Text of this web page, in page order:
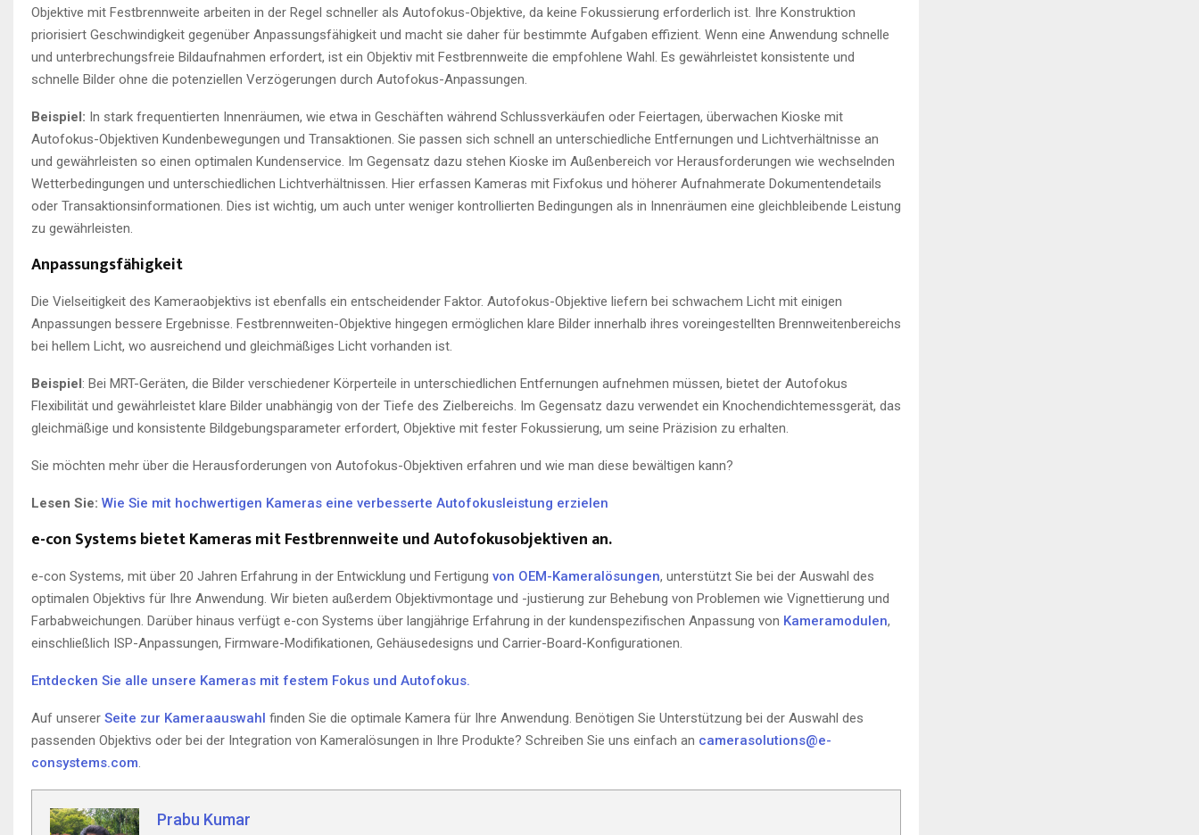
Objektive mit Festbrennweite arbeiten in der Regel schneller als Autofokus-Objektive, da keine Fokussierung erforderlich ist. Ihre Konstruktion
priorisiert Geschwindigkeit gegenüber Anpassungsfähigkeit und macht sie daher für bestimmte Aufgaben effizient. Wenn eine Anwendung schnelle
und unterbrechungsfreie Bildaufnahmen erfordert, ist ein Objektiv mit Festbrennweite die empfohlene Wahl. Es gewährleistet konsistente und
schnelle Bilder ohne die potenziellen Verzögerungen durch Autofokus-Anpassungen.
Beispiel: In stark frequentierten Innenräumen, wie etwa in Geschäften während Schlussverkäufen oder Feiertagen, überwachen Kioske mit
Autofokus-Objektiven Kundenbewegungen und Transaktionen. Sie passen sich schnell an unterschiedliche Entfernungen und Lichtverhältnisse an
und gewährleisten so einen optimalen Kundenservice. Im Gegensatz dazu stehen Kioske im Außenbereich vor Herausforderungen wie wechselnden
Wetterbedingungen und unterschiedlichen Lichtverhältnissen. Hier erfassen Kameras mit Fixfokus und höherer Aufnahmerate Dokumentendetails
oder Transaktionsinformationen. Dies ist wichtig, um auch unter weniger kontrollierten Bedingungen als in Innenräumen eine gleichbleibende Leistung
zu gewährleisten.
Anpassungsfähigkeit
Die Vielseitigkeit des Kameraobjektivs ist ebenfalls ein entscheidender Faktor. Autofokus-Objektive liefern bei schwachem Licht mit einigen
Anpassungen bessere Ergebnisse. Festbrennweiten-Objektive hingegen ermöglichen klare Bilder innerhalb ihres voreingestellten Brennweitenbereichs
bei hellem Licht, wo ausreichend und gleichmäßiges Licht vorhanden ist.
Beispiel: Bei MRT-Geräten, die Bilder verschiedener Körperteile in unterschiedlichen Entfernungen aufnehmen müssen, bietet der Autofokus
Flexibilität und gewährleistet klare Bilder unabhängig von der Tiefe des Zielbereichs. Im Gegensatz dazu verwendet ein Knochendichtemessgerät, das
gleichmäßige und konsistente Bildgebungsparameter erfordert, Objektive mit fester Fokussierung, um seine Präzision zu erhalten.
Sie möchten mehr über die Herausforderungen von Autofokus-Objektiven erfahren und wie man diese bewältigen kann?
Lesen Sie: Wie Sie mit hochwertigen Kameras eine verbesserte Autofokusleistung erzielen
e-con Systems bietet Kameras mit Festbrennweite und Autofokusobjektiven an.
e-con Systems, mit über 20 Jahren Erfahrung in der Entwicklung und Fertigung von OEM-Kameralösungen, unterstützt Sie bei der Auswahl des
optimalen Objektivs für Ihre Anwendung. Wir bieten außerdem Objektivmontage und -justierung zur Behebung von Problemen wie Vignettierung und
Farbabweichungen. Darüber hinaus verfügt e-con Systems über langjährige Erfahrung in der kundenspezifischen Anpassung von Kameramodulen,
einschließlich ISP-Anpassungen, Firmware-Modifikationen, Gehäusedesigns und Carrier-Board-Konfigurationen.
Entdecken Sie alle unsere Kameras mit festem Fokus und Autofokus.
Auf unserer Seite zur Kameraauswahl finden Sie die optimale Kamera für Ihre Anwendung. Benötigen Sie Unterstützung bei der Auswahl des
passenden Objektivs oder bei der Integration von Kameralösungen in Ihre Produkte? Schreiben Sie uns einfach an camerasolutions@e-
consystems.com.
Prabu Kumar